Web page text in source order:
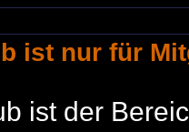
ist nur für
ist der